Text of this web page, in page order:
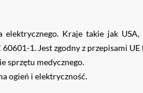
elektrycznego. Kraje takie jak
1. Jest zgodny z przepisami UE
sprzętu medycznego.
ogień i elektryczność.